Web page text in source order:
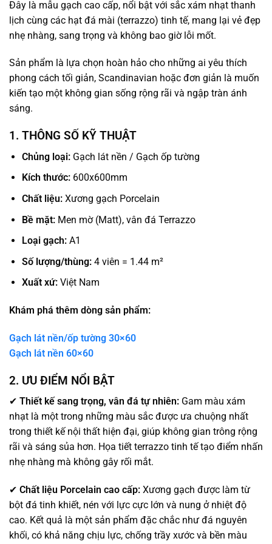
Đây là mẫu gạch cao cấp, nổi bật với sắc xám nhạt thanh
lịch cùng các hạt đá mài (terrazzo) tinh tế, mang lại vẻ đẹp
nhẹ nhàng, sang trọng và không bao giờ lỗi mốt.
Sản phẩm là lựa chọn hoàn hảo cho những ai yêu thích
phong cách tối giản, Scandinavian hoặc đơn giản là muốn
kiến tạo một không gian sống rộng rãi và ngập tràn ánh
sáng.
1. THÔNG SỐ KỸ THUẬT
Chủng loại:Gạch lát nền / Gạch ốp tường
Kích thước:600x600mm
Chất liệu:Xương gạch Porcelain
Bề mặt:Men mờ (Matt), vân đá Terrazzo
Loại gạch:A1
Số lượng/thùng:4 viên = 1.44 m²
Xuất xứ:Việt Nam
Khám phá thêm dòng sản phẩm:
Gạch lát nền/ốp tường 30×60
Gạch lát nền 60×60
2. ƯU ĐIỂM NỔI BẬT
✔ Thiết kế sang trọng, vân đá tự nhiên: Gam màu xám
nhạt là một trong những màu sắc được ưa chuộng nhất
trong thiết kế nội thất hiện đại, giúp không gian trông rộng
rãi và sáng sủa hơn. Họa tiết terrazzo tinh tế tạo điểm nhấn
nhẹ nhàng mà không gây rối mắt.
✔ Chất liệu Porcelain cao cấp: Xương gạch được làm từ
bột đá tinh khiết, nén với lực cực lớn và nung ở nhiệt độ
cao. Kết quả là một sản phẩm đặc chắc như đá nguyên
khối, có khả năng chịu lực, chống trầy xước và bền màu